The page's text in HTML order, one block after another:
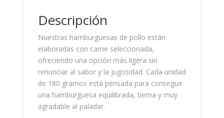
Descripción
Nuestras hamburguesas de pollo están
elaboradas con carne seleccionada,
ofreciendo una opción más ligera sin
renunciar al sabor y la jugosidad. Cada unidad
de 180 gramos está pensada para conseguir
una hamburguesa equilibrada, tierna y muy
agradable al paladar.